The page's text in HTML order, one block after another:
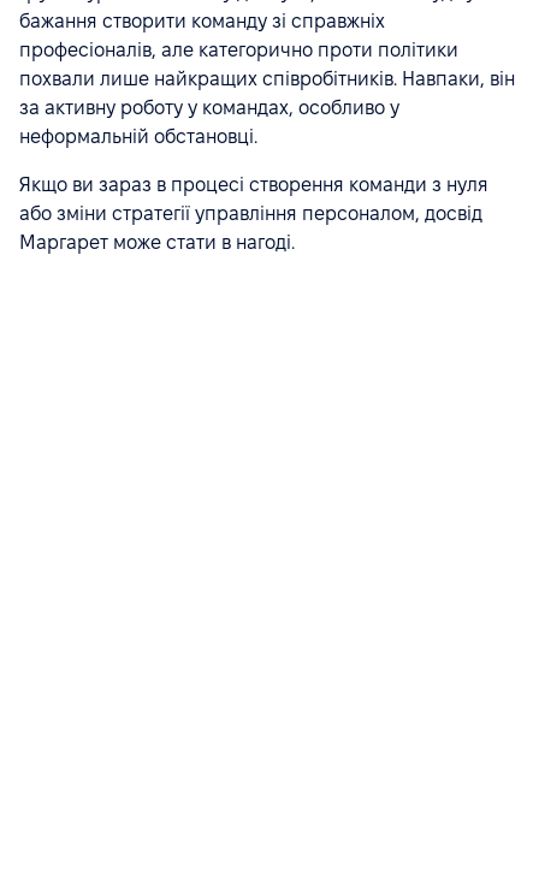
бажання створити команду зі справжніх
професіоналів, але категорично проти політики
похвали лише найкращих співробітників. Навпаки, він
за активну роботу у командах, особливо у
неформальній обстановці.
Якщо ви зараз в процесі створення команди з нуля
або зміни стратегії управління персоналом, досвід
Маргарет може стати в нагоді.